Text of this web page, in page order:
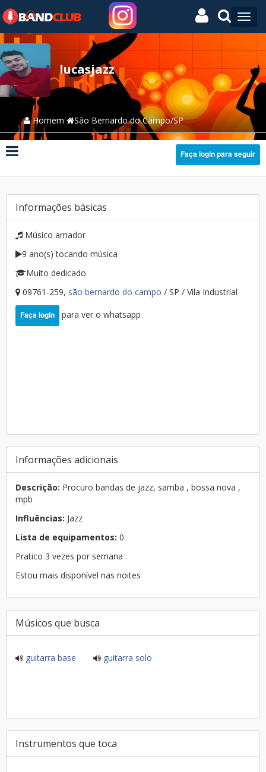
lucasjazz
Homem São Bernardo do Campo/SP
Faça login para seguir
Informações básicas
Músico amador
9 ano(s) tocando música
Muito dedicado
09761-259, são bernardo do campo / SP / Vila Industrial
Faça login para ver o whatsapp
Informações adicionais
Descrição: Procuro bandas de jazz, samba , bossa nova ,
mpb
Influências: Jazz
Lista de equipamentos: 0
Pratico 3 vezes por semana
Estou mais disponível nas noites
Músicos que busca
guitarra base guitarra solo
Instrumentos que toca